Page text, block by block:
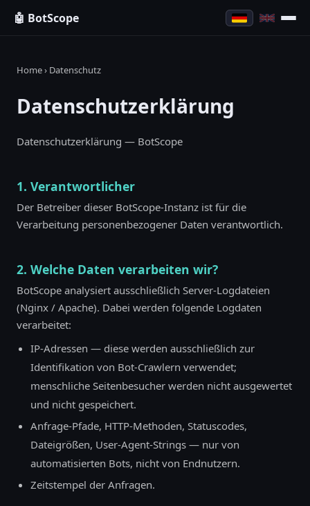
🤖 BotScope
Home› Datenschutz
Datenschutzerklärung
Datenschutzerklärung — BotScope
1. Verantwortlicher
Der Betreiber dieser BotScope-Instanz ist für die
Verarbeitung personenbezogener Daten verantwortlich.
2. Welche Daten verarbeiten wir?
BotScope analysiert ausschließlich Server-Logdateien
(Nginx / Apache). Dabei werden folgende Logdaten
verarbeitet:
IP-Adressen — diese werden ausschließlich zur
Identifikation von Bot-Crawlern verwendet;
menschliche Seitenbesucher werden nicht ausgewertet
und nicht gespeichert.
Anfrage-Pfade, HTTP-Methoden, Statuscodes,
Dateigrößen, User-Agent-Strings — nur von
automatisierten Bots, nicht von Endnutzern.
Zeitstempel der Anfragen.